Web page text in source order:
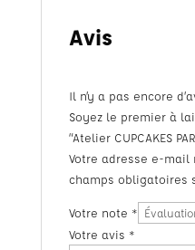
Avis
Il n’y a pas encore
Soyez le premier à
“Atelier CUPCAKES
Votre adresse e-mail
champs obligatoires
Votre note *
Votre avis *